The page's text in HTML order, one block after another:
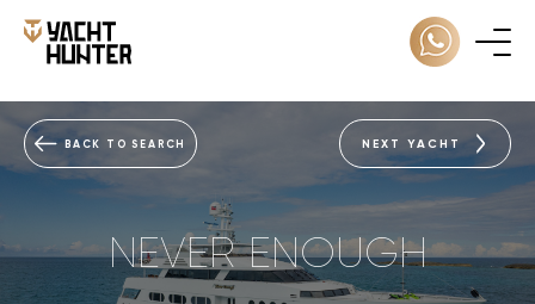
BACK TO SEARCH NEXT YACHT
NEVER ENOUGH